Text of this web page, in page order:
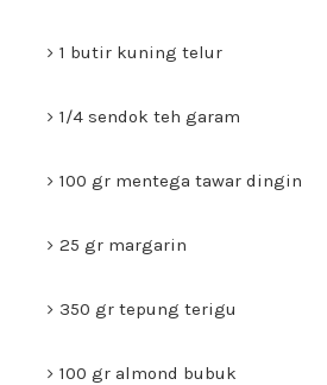
1 butir kuning telur
1/4 sendok teh garam
100 gr mentega tawar dingin
25 gr margarin
350 gr tepung terigu
100 gr almond bubuk